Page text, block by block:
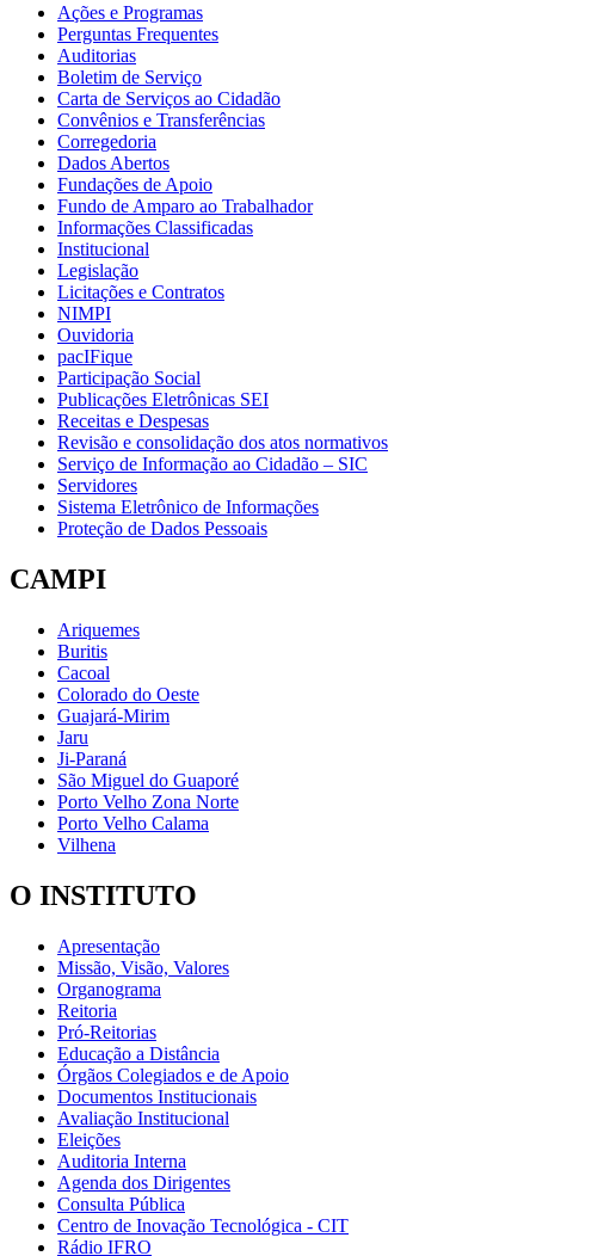
Ações e Programas
Perguntas Frequentes
Auditorias
Boletim de Serviço
Carta de Serviços ao Cidadão
Convênios e Transferências
Corregedoria
Dados Abertos
Fundações de Apoio
Fundo de Amparo ao Trabalhador
Informações Classificadas
Institucional
Legislação
Licitações e Contratos
NIMPI
Ouvidoria
pacIFique
Participação Social
Publicações Eletrônicas SEI
Receitas e Despesas
Revisão e consolidação dos atos normativos
Serviço de Informação ao Cidadão – SIC
Servidores
Sistema Eletrônico de Informações
Proteção de Dados Pessoais
CAMPI
Ariquemes
Buritis
Cacoal
Colorado do Oeste
Guajará-Mirim
Jaru
Ji-Paraná
São Miguel do Guaporé
Porto Velho Zona Norte
Porto Velho Calama
Vilhena
O INSTITUTO
Apresentação
Missão, Visão, Valores
Organograma
Reitoria
Pró-Reitorias
Educação a Distância
Órgãos Colegiados e de Apoio
Documentos Institucionais
Avaliação Institucional
Eleições
Auditoria Interna
Agenda dos Dirigentes
Consulta Pública
Centro de Inovação Tecnológica - CIT
Rádio IFRO